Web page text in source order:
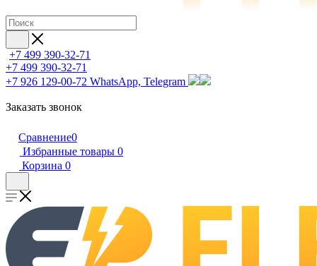
+7 499 390-32-71
+7 499 390-32-71
+7 926 129-00-72 WhatsApp, Telegram
Заказать звонок
Сравнение0
Избранные товары 0
Корзина 0